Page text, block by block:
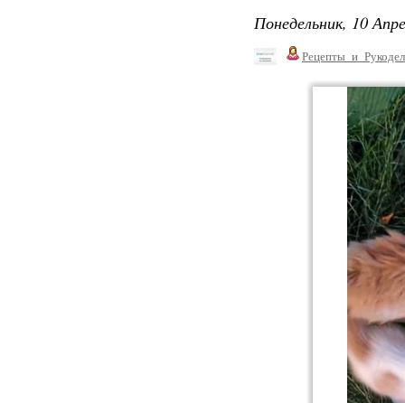
Понедельник, 10